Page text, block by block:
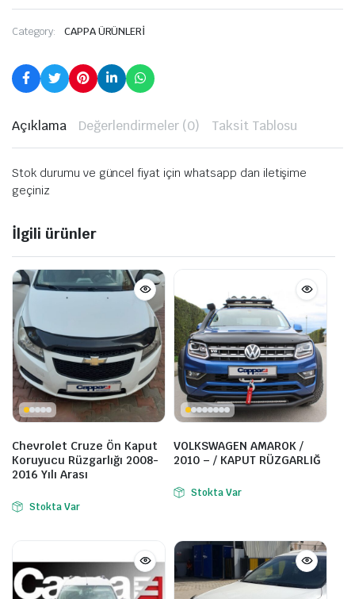
Category: CAPPA ÜRÜNLERİ
Açıklama Değerlendirmeler (0) Taksit Tablosu
Stok durumu ve güncel fiyat için whatsapp dan iletişime
geçiniz
İlgili ürünler
Chevrolet Cruze Ön Kaput
Koruyucu Rüzgarlığı 2008-
2016 Yılı Arası
Stokta Var
VOLKSWAGEN AMAROK /
2010 – / KAPUT RÜZGARLIĞ
Stokta Var